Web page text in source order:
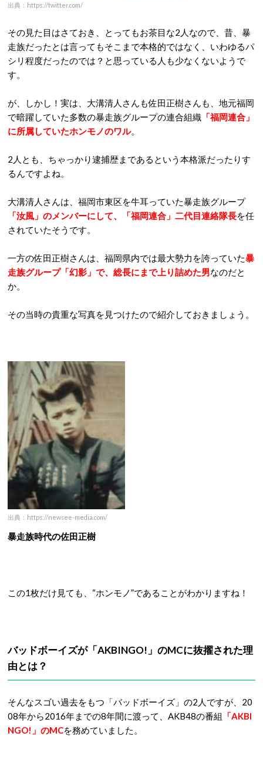
出典：https://twitter.com/
その見た目はさておき、とってもお茶目な2人なので、昔、暴
走族だったとは言ってもそこまで本格的ではなく、いわゆるパ
シリ程度だったのでは？と思っている人も少なくないようで
す。
が、しかし！実は、大溝清人さんも佐田正樹さんも、地元福岡
で暗躍していた多数の暴走族グループの連合組織 「福岡連合」
に所属していたホンモノのワル。
2人とも、ちゃっかり逮捕歴まであるという本格派だったりす
るんですよね。
大溝清人さんは、福岡市東区を牛耳っていた暴走族グループ
「汝風」のメンバーにして、「福岡連合」二代目連絡隊長を任
されていたそうです。
一方の佐田正樹さんは、福岡県内では最大勢力を誇っていた暴
走族グループ「幻影」で、総長にまで上り詰めた男なのだと
か。
その当時の貴重な写真を見つけたので紹介しておきましょう。
出典：https://newsee-media.com/
暴走族時代の佐田正樹
この1枚だけ見ても、“ホンモノ”であることがわかりますね！
バッドボーイズが「AKBINGO!」のMCに抜擢された理
由とは？
そんなスゴい過去をもつ「バッドボーイズ」の2人ですが、20
08年から2016年までの8年間に渡って、AKB48の番組
「AKBI
NGO!」のMCを務めていました。